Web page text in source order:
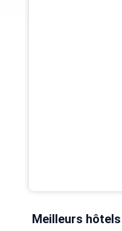
Meilleurs